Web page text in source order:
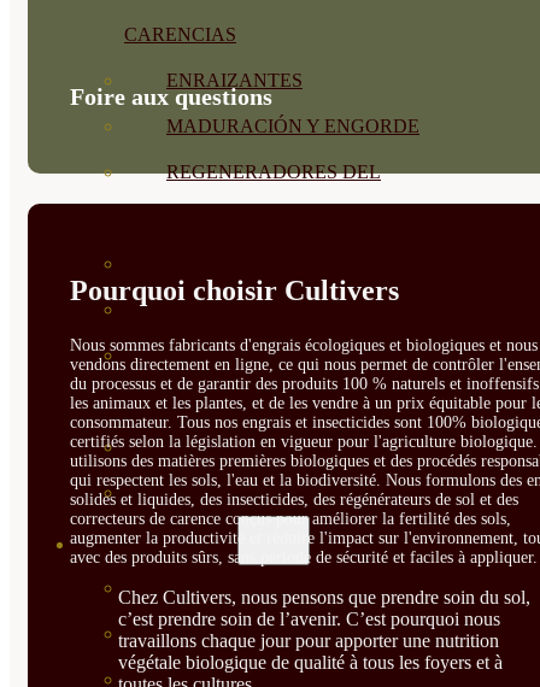
CARENCIAS
ENRAIZANTES
MADURACIÓN Y ENGORDE
REGENERADORES DEL
PROTECCIÓN CULTIVOS Y
PLANTAS
PLANTAS INTERIOR
GROWPUNCH
SEMILLAS
VER TODAS
BIODINÁMICAS DEMETER
HORTALIZA FRUTO
Foire aux questions
Pourquoi choisir Cultivers
Nous sommes fabricants d'engrais écologiques et biologiques et nous
vendons directement en ligne, ce qui nous permet de contrôler
du processus et de garantir des produits 100 % naturels et
les animaux et les plantes, et de les vendre à un prix équitable pour
consommateur. Tous nos engrais et insecticides sont 100%
certifiés selon la législation en vigueur pour l'agriculture biologique.
utilisons des matières premières biologiques et des procédés
qui respectent les sols, l'eau et la biodiversité. Nous formulons des
solides et liquides, des insecticides, des régénérateurs de sol et des
correcteurs de carence conçus pour améliorer la fertilité des sols,
augmenter la productivité et réduire l'impact sur l'environnement,
avec des produits sûrs, sans période de sécurité et faciles à appliquer.
Chez Cultivers, nous pensons que prendre soin du sol,
c’est prendre soin de l’avenir. C’est pourquoi nous
travaillons chaque jour pour apporter une nutrition
végétale biologique de qualité à tous les foyers et à